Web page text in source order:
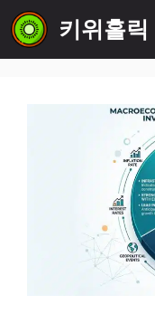
텐
츠
키위홀릭